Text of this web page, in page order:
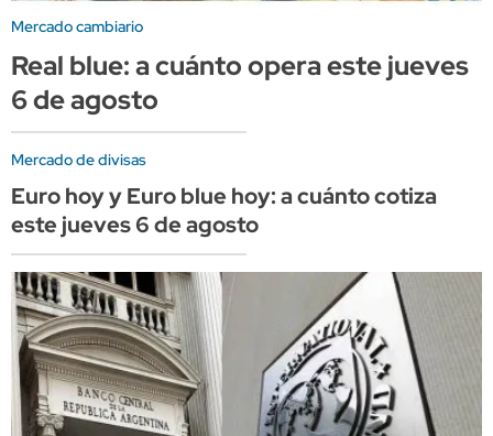
Mercado cambiario
Real blue: a cuánto opera este jueves
6 de agosto
Mercado de divisas
Euro hoy y Euro blue hoy: a cuánto cotiza
este jueves 6 de agosto